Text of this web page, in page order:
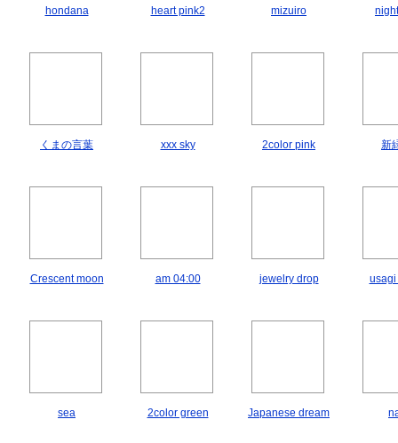
hondana heart pink2 mizuiro
くまの言葉 xxx sky 2color pink 新
Crescent moon am 04:00 jewelry drop usagi
sea 2color green Japanese dream